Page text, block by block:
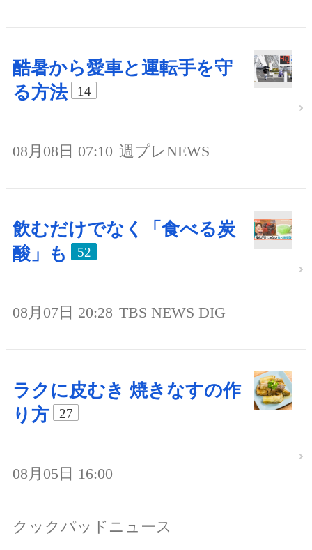
酷暑から愛車と運転手を守
る方法
14
08月08日 07:10 週プレNEWS
飲むだけでなく「食べる炭
酸」も
52
08月07日 20:28 TBS NEWS DIG
ラクに皮むき 焼きなすの作
り方
27
08月05日 16:00
クックパッドニュース